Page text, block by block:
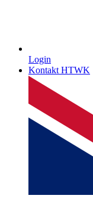
Login
Kontakt HTWK